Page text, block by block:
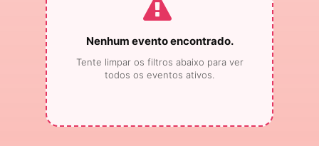
Nenhum evento encontrado.
Tente limpar os filtros abaixo para ver
todos os eventos ativos.